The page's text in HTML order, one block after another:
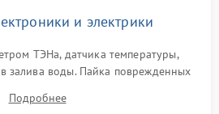
и электрики
ТЭНа, датчика температуры,
залива воды. Пайка поврежденных
проводки и контактов.
Подробнее